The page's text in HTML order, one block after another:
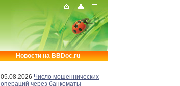
Новости на BBDoc.ru
05.08.2026 Число мошеннических
операций через банкоматы